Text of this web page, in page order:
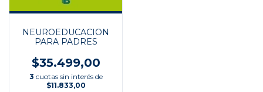
NEUROEDUCACION
PARA PADRES
$35.499,00
3 cuotas sin interés de
$11.833,00